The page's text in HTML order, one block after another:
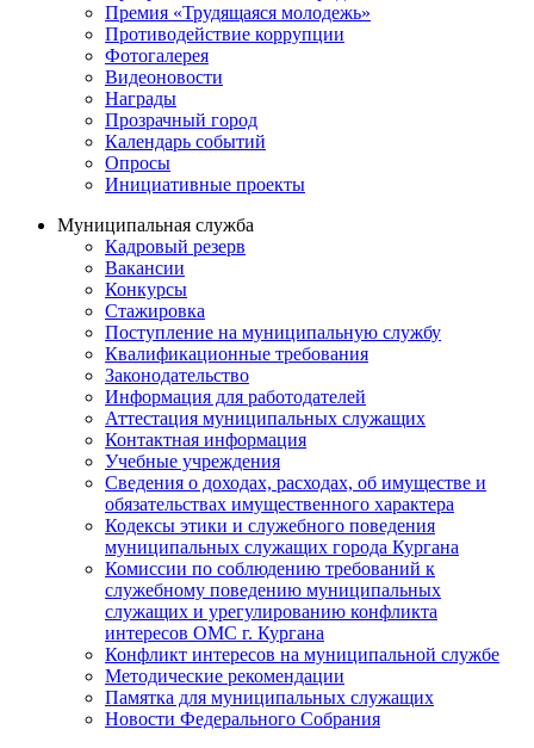
Премия «Трудящаяся молодежь»
Противодействие коррупции
Фотогалерея
Видеоновости
Награды
Прозрачный город
Календарь событий
Опросы
Инициативные проекты
Муниципальная служба
Кадровый резерв
Вакансии
Конкурсы
Стажировка
Поступление на муниципальную службу
Квалификационные требования
Законодательство
Информация для работодателей
Аттестация муниципальных служащих
Контактная информация
Учебные учреждения
Сведения о доходах, расходах, об имуществе и
обязательствах имущественного характера
Кодексы этики и служебного поведения
муниципальных служащих города Кургана
Комиссии по соблюдению требований к
служебному поведению муниципальных
служащих и урегулированию конфликта
интересов ОМС г. Кургана
Конфликт интересов на муниципальной службе
Методические рекомендации
Памятка для муниципальных служащих
Новости Федерального Cобрания